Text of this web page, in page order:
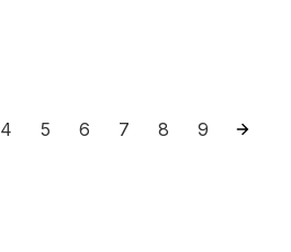
4 5 6 7 8 9